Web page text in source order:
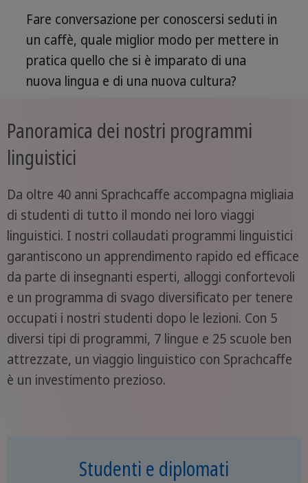
Fare conversazione per conoscersi seduti in
un caffè, quale miglior modo per mettere in
pratica quello che si è imparato di una
nuova lingua e di una nuova cultura?
Panoramica dei nostri programmi
linguistici
Da oltre 40 anni Sprachcaffe accompagna migliaia
di studenti di tutto il mondo nei loro viaggi
linguistici. I nostri collaudati programmi linguistici
garantiscono un apprendimento rapido ed efficace
da parte di insegnanti esperti, alloggi confortevoli
e un programma di svago diversificato per tenere
occupati i nostri studenti dopo le lezioni. Con 5
diversi tipi di programmi, 7 lingue e 25 scuole ben
attrezzate, un viaggio linguistico con Sprachcaffe
è un investimento prezioso.
Studenti e diplomati